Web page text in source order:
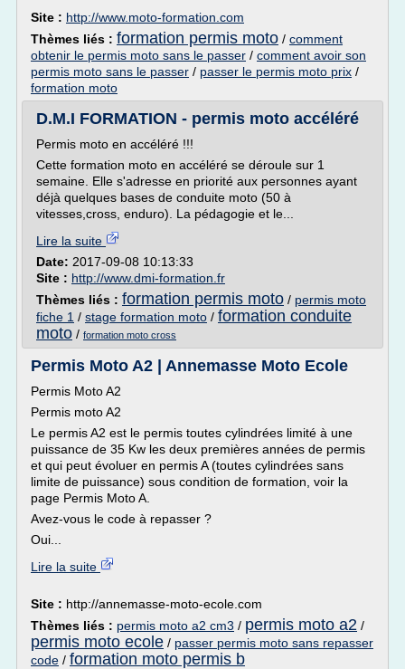
Site : http://www.moto-formation.com
Thèmes liés : formation permis moto / comment
obtenir le permis moto sans le passer / comment avoir son
permis moto sans le passer / passer le permis moto prix /
formation moto
D.M.I FORMATION - permis moto accéléré
Permis moto en accéléré !!!
Cette formation moto en accéléré se déroule sur 1
semaine. Elle s'adresse en priorité aux personnes ayant
déjà quelques bases de conduite moto (50 à
vitesses,cross, enduro). La pédagogie et le...
Lire la suite
Date: 2017-09-08 10:13:33
Site : http://www.dmi-formation.fr
Thèmes liés : formation permis moto / permis moto
fiche 1 / stage formation moto / formation conduite
moto / formation moto cross
Permis Moto A2 | Annemasse Moto Ecole
Permis Moto A2
Permis moto A2
Le permis A2 est le permis toutes cylindrées limité à une
puissance de 35 Kw les deux premières années de permis
et qui peut évoluer en permis A (toutes cylindrées sans
limite de puissance) sous condition de formation, voir la
page Permis Moto A.
Avez-vous le code à repasser ?
Oui...
Lire la suite
Site : http://annemasse-moto-ecole.com
Thèmes liés : permis moto a2 cm3 / permis moto a2 /
permis moto ecole / passer permis moto sans repasser
code / formation moto permis b